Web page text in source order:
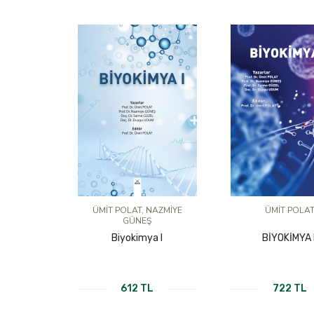
ÜMİT POLAT, NAZMİYE
GÜNEŞ
Biyokimya I
612 TL
ÜMİT POLAT
BİYOKİMYA
722 TL